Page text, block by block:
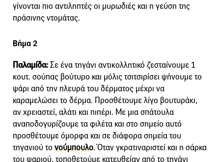
γίνονται πιο αντιληπτές οι μυρωδιές και η γεύση της
πράσινης ντομάτας.
Βήμα 2
Παλαμίδα:Σε ένα τηγάνι αντικολλητικό ζεσταίνουμε 1
κουτ. σούπας βούτυρο και μόλις τσιτσιρίσει ψήνουμε το
ψάρι από την πλευρά του δέρματος μέχρι να
καραμελώσει το δέρμα. Προσθέτουμε λίγο βουτυράκι,
αν χρειαστεί, αλάτι και πιπέρι. Με μια σπάτουλα
αναποδογυρίζουμε τα φιλέτα και στο σημείο αυτό
προσθέτουμε όμορφα και σε διάφορα σημεία του
τηγανιού το νούμπουλο. Όταν γκρατιναριστεί και η σάρκα
του ψαριού, τοποθετούμε κατευθείαν από το τηγάνι